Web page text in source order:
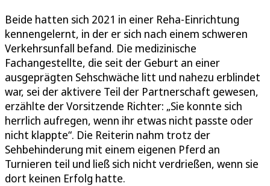
Beide hatten sich 2021 in einer Reha-Einrichtung
kennengelernt, in der er sich nach einem schweren
Verkehrsunfall befand. Die medizinische
Fachangestellte, die seit der Geburt an einer
ausgeprägten Sehschwäche litt und nahezu erblindet
war, sei der aktivere Teil der Partnerschaft gewesen,
erzählte der Vorsitzende Richter: „Sie konnte sich
herrlich aufregen, wenn ihr etwas nicht passte oder
nicht klappte“. Die Reiterin nahm trotz der
Sehbehinderung mit einem eigenen Pferd an
Turnieren teil und ließ sich nicht verdrießen, wenn sie
dort keinen Erfolg hatte.